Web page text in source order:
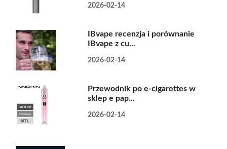
2026-02-14
IBvape recenzja i porównanie
IBvape z cu...
2026-02-14
Przewodnik po e-cigarettes w
sklep e pap...
2026-02-14